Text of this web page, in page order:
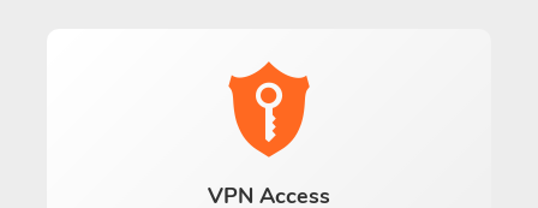
VPN Access